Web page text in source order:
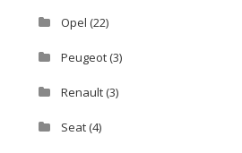
Opel (22)
Peugeot(3)
Renault(3)
Seat(4)